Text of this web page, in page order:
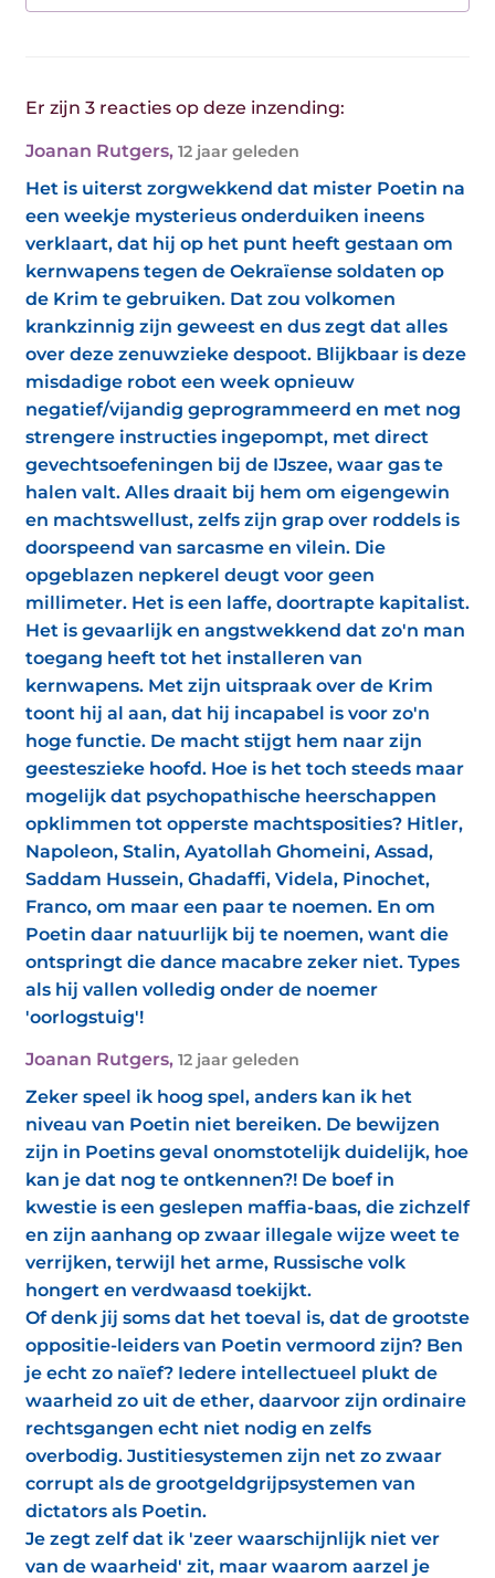
Er zijn 3 reacties op deze inzending:
Joanan Rutgers, 12 jaar geleden
Het is uiterst zorgwekkend dat mister Poetin na
een weekje mysterieus onderduiken ineens
verklaart, dat hij op het punt heeft gestaan om
kernwapens tegen de Oekraïense soldaten op
de Krim te gebruiken. Dat zou volkomen
krankzinnig zijn geweest en dus zegt dat alles
over deze zenuwzieke despoot. Blijkbaar is deze
misdadige robot een week opnieuw
negatief/vijandig geprogrammeerd en met nog
strengere instructies ingepompt, met direct
gevechtsoefeningen bij de IJszee, waar gas te
halen valt. Alles draait bij hem om eigengewin
en machtswellust, zelfs zijn grap over roddels is
doorspeend van sarcasme en vilein. Die
opgeblazen nepkerel deugt voor geen
millimeter. Het is een laffe, doortrapte kapitalist.
Het is gevaarlijk en angstwekkend dat zo'n man
toegang heeft tot het installeren van
kernwapens. Met zijn uitspraak over de Krim
toont hij al aan, dat hij incapabel is voor zo'n
hoge functie. De macht stijgt hem naar zijn
geesteszieke hoofd. Hoe is het toch steeds maar
mogelijk dat psychopathische heerschappen
opklimmen tot opperste machtsposities? Hitler,
Napoleon, Stalin, Ayatollah Ghomeini, Assad,
Saddam Hussein, Ghadaffi, Videla, Pinochet,
Franco, om maar een paar te noemen. En om
Poetin daar natuurlijk bij te noemen, want die
ontspringt die dance macabre zeker niet. Types
als hij vallen volledig onder de noemer
'oorlogstuig'!
Joanan Rutgers, 12 jaar geleden
Zeker speel ik hoog spel, anders kan ik het
niveau van Poetin niet bereiken. De bewijzen
zijn in Poetins geval onomstotelijk duidelijk, hoe
kan je dat nog te ontkennen?! De boef in
kwestie is een geslepen maffia-baas, die zichzelf
en zijn aanhang op zwaar illegale wijze weet te
verrijken, terwijl het arme, Russische volk
hongert en verdwaasd toekijkt.
Of denk jij soms dat het toeval is, dat de grootste
oppositie-leiders van Poetin vermoord zijn? Ben
je echt zo naïef? Iedere intellectueel plukt de
waarheid zo uit de ether, daarvoor zijn ordinaire
rechtsgangen echt niet nodig en zelfs
overbodig. Justitiesystemen zijn net zo zwaar
corrupt als de grootgeldgrijpsystemen van
dictators als Poetin.
Je zegt zelf dat ik 'zeer waarschijnlijk niet ver
van de waarheid' zit, maar waarom aarzel je